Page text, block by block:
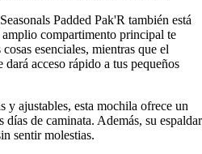
Padded Pak'R también está
compartimento principal te
esenciales, mientras que el
acceso rápido a tus pequeños
y ajustables, esta mochila ofrece un
de caminata. Además, su espaldar
sentir molestias.